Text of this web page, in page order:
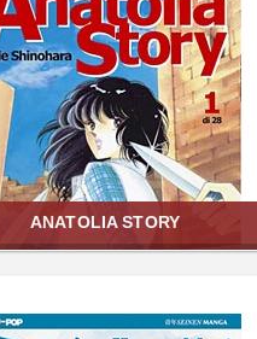
ANATOLIA STORY